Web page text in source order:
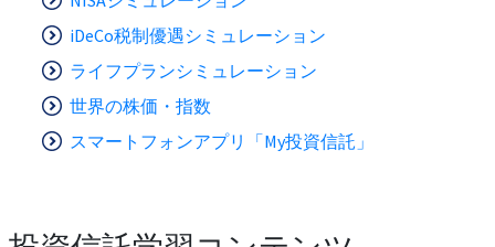
iDeCo税制優遇シミュレーション
ライフプランシミュレーション
世界の株価・指数
スマートフォンアプリ「My投資信託」